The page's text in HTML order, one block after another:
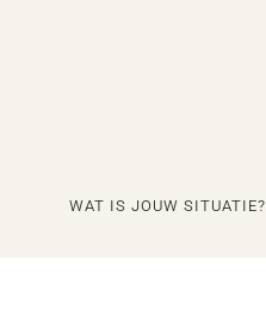
WAT IS JOUW SITUATIE?